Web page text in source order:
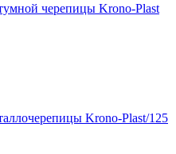
черепицы Krono-Plast
Krono-Plast/125